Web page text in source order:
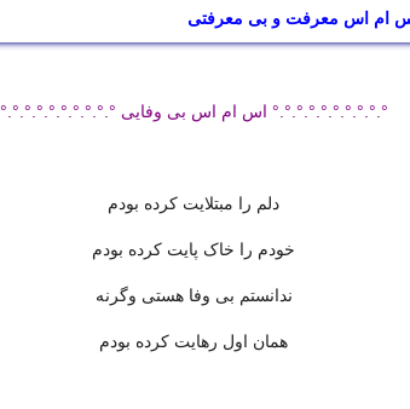
ام اس معرفت و بی معرفتی
°.°.°.°.°.°.°.°.°.° اس ام اس بی وفایی °.°.°.°.°.°.°.°.°.°
دلم را مبتلایت کرده بودم
خودم را خاک پایت کرده بودم
ندانستم بی وفا هستی وگرنه
همان اول رهایت کرده بودم